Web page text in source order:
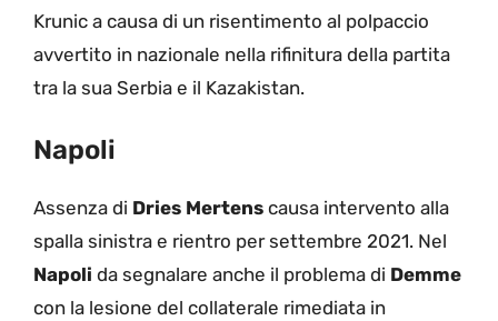
Krunic a causa di un risentimento al polpaccio
avvertito in nazionale nella rifinitura della partita
tra la sua Serbia e il Kazakistan.
Napoli
Assenza di Dries Mertens causa intervento alla
spalla sinistra e rientro per settembre 2021. Nel
Napoli da segnalare anche il problema di Demme
con la lesione del collaterale rimediata in